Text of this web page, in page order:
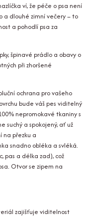
ví, že péče o psa není
a dlouhé zimní večery – to
a pohodlí psa za
špinavé prádlo a obavy o
při zhoršené
ochrana pro vašeho
bude váš pes viditelný
nepromokavé tkaniny s
suchý a spokojený, ať už
na přezku a
snadno obléka a svléká.
pas a délka zad), což
Otvor se zipem na
zajišťuje viditelnost